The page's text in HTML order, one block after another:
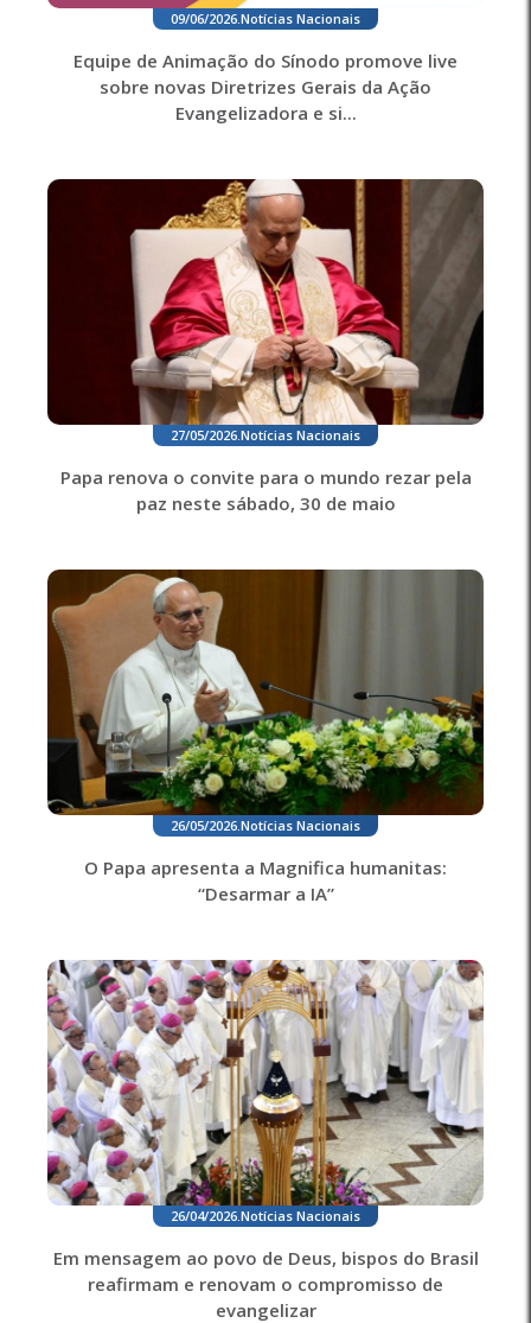
09/06/2026.Notícias Nacionais
Equipe de Animação do Sínodo promove live
sobre novas Diretrizes Gerais da Ação
Evangelizadora e si...
27/05/2026 Notícias Nacionais
Papa renova o convite para o mundo rezar pela
paz neste sábado, 30 de maio
26/05/2026 Notícias Nacionais
O Papa apresenta a Magnifica humanitas:
“Desarmar a IA”
26/04/2026 Notícias Nacionais
Em mensagem ao povo de Deus, bispos do Brasil
reafirmam e renovam o compromisso de
evangelizar